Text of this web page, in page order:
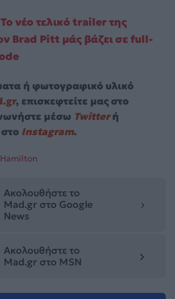
Το νέο τελικό trailer της
Brad Pitt μάς βάζει σε full-
ή φωτογραφικό υλικό
, επισκεφτείτε μας στο
μέσω Twitterή
Instagram.
Ακολουθήστε το
Mad.gr στο Google
News
Ακολουθήστε το
Mad.gr στο MSN